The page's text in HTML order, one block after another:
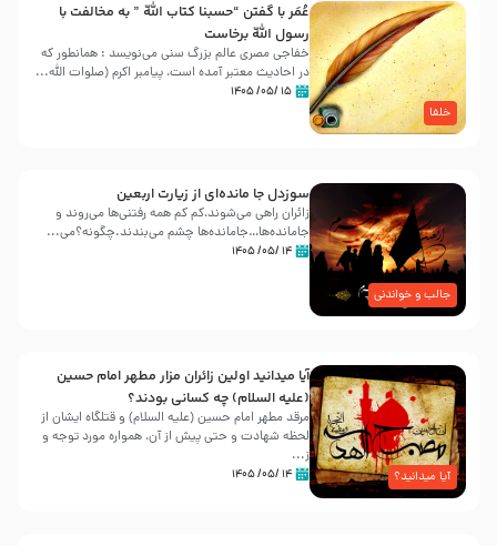
خلفا
عُمَر با گفتن “حسبنا كتاب اللّه ” به مخالفت با
رسول اللّه برخاست
خفاجی مصری عالم بزرگ سنی می‌نویسد : همانطور که
در احادیث معتبر آمده است، پیامبر اکرم (صلوات اللّه...
۱۵ /۰۵/ ۱۴۰۵
جالب و خواندنی
سوزدل جا مانده‌ای از زیارت اربعین
زائران راهی می‌شوند،کم‌ کم همه رفتنی‌ها می‌روند و
جامانده‌ها…جامانده‌ها چشم می‌بندند.چگونه؟می‌...
۱۴ /۰۵/ ۱۴۰۵
آیا میدانید؟
آیا میدانید اولین زائران مزار مطهر امام حسین
(علیه السلام) چه کسانی بودند؟
مرقد مطهر امام حسین (علیه السلام) و قتلگاه ایشان از
لحظه شهادت و حتی پیش از آن، همواره مورد توجه و
ز...
۱۴ /۰۵/ ۱۴۰۵